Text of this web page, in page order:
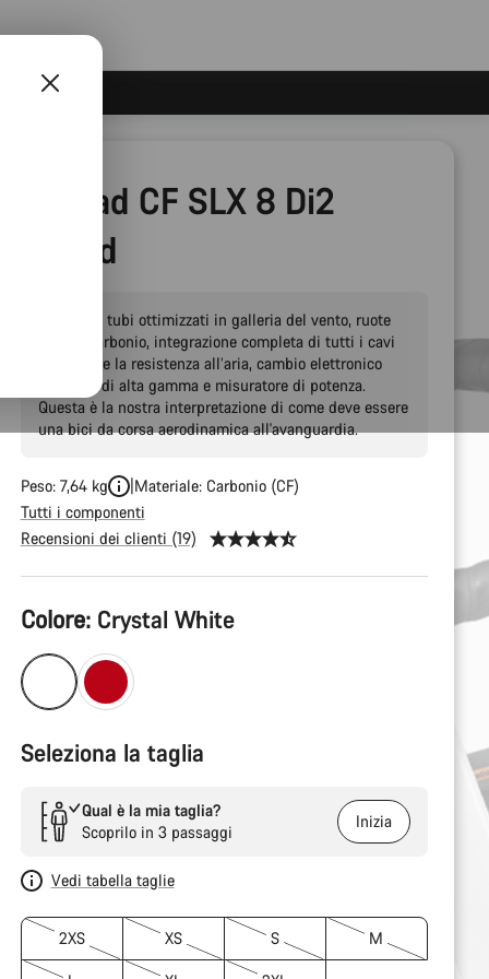
Aeroad CF SLX 8 Di2
Speed
Profili dei tubi ottimizzati in galleria del vento, ruote
aero in carbonio, integrazione completa di tutti i cavi
per ridurre la resistenza all’aria, cambio elettronico
Shimano di alta gamma e misuratore di potenza.
Questa è la nostra interpretazione di come deve essere
una bici da corsa aerodinamica all'avanguardia.
Peso: 7,64 kg
Materiale: Carbonio (CF)
Tutti i componenti
Recensioni dei clienti (19)
Configurazione
del
prodotto
Colore: Crystal White
Seleziona la taglia
Qual è la mia taglia?
Scoprilo in 3 passaggi
Inizia
Vedi tabella taglie
2XS XS S M